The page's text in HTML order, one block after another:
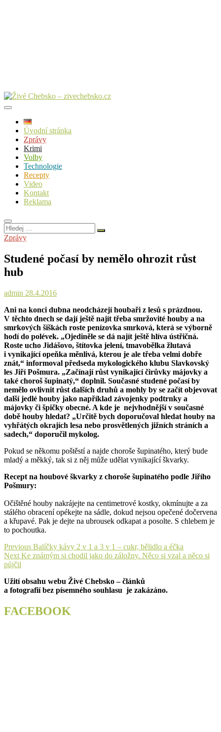
Úvodní stránka
Zprávy
Krimi
Volby
Technologie
Recepty
Video
Kontakt
Reklama
Hledej
…
Zprávy
Studené počasí by nemělo ohrozit růst
hub
admin 28.4.2016
Ani na konci dubna neodcházejí houbaři z lesů s prázdnou.
V těchto dnech se dají ještě najít třeba smržovité houby a na
smrkových šiškách roste penízovka smrková, která se výborně
hodí do polévek. „Ojediněle se dá najít ještě hlíva ústřičná.
Roste ucho Jidášovo, štítovka jelení, tmavobělka žlutavá
i vynikající opeňka měnlivá, kterou je ale třeba velmi dobře
znát,“ informoval předseda mykologického klubu Slavkovský
les Jiří Pošmura. „Začínají růst vynikající čirůvky májovky a
také choroš šupinatý,“ doplnil. Současné studené počasí by
nemělo ovlivnit růst dalších druhů a mohly by se začít objevovat
další jedlé houby jako například závojenky podtrnky a
májovky či špičky obecné. A kde je nejvhodnější v současné
době houby hledat? „Určitě bych doporučoval hledat houby na
vyhřátých okrajích lesa nebo prosvětlených jižních stráních a
sadech,“ doporučil mykolog.
Pokud se někomu poštěstí a najde choroše šupinatého, který bude
mladý a měkký, tak si z něj může udělat vynikající škvarky.
Recept na houbové škvarky z choroše šupinatého podle Jiřího
Pošmury:
Očištěné houby nakrájejte na centimetrové kostky, okmínujte a za
stálého obracení opékejte na sádle, dokud nejsou opečené dočervena
a křupavé. Pak je dejte na ubrousek odkapat a posolte. S chlebem je
to pochoutka.
Navigace
pro
příspěvek
Previous Previous
post:
Balíčky kávy 2 v 1 a 3 v 1 – cukr, bělidlo a éčka
Next Next
Ke známým si chodil jako do záložny. Něco si vzal a něco si
půjčil
Užití obsahu webu Živé Chebsko – článků
a fotografií bez písemného souhlasu je zakázáno.
FACEBOOK